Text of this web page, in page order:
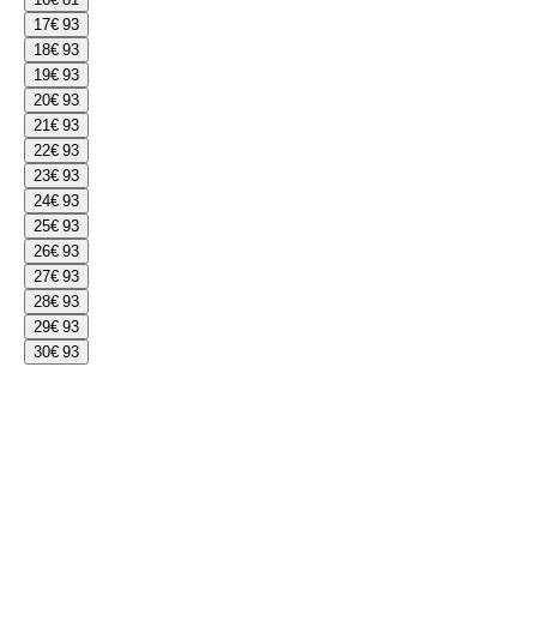
17€ 93
18€ 93
19€ 93
20€ 93
21€ 93
22€ 93
23€ 93
24€ 93
25€ 93
26€ 93
27€ 93
28€ 93
29€ 93
30€ 93